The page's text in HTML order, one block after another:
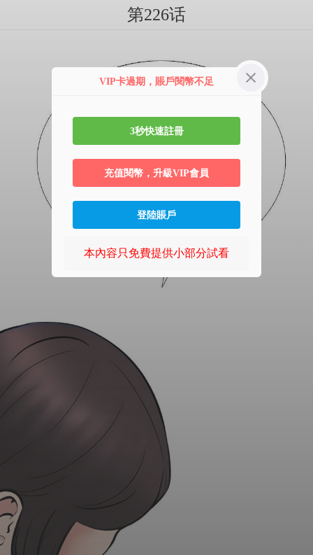
第226话
VIP卡過期，賬戶閱幣不足
3秒快速註冊
充值閱幣，升級VIP會員
登陸賬戶
本內容只免費提供小部分試看